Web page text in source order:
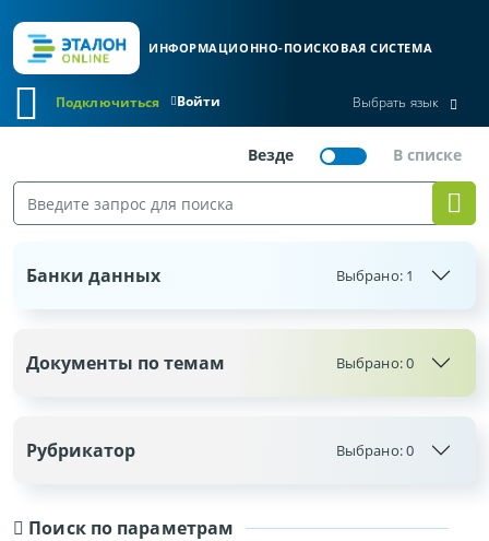
ИНФОРМАЦИОННО-ПОИСКОВАЯ СИСТЕМА
Войти
Подключиться Выбрать язык
Поиск по параметрам
Банки данных Выбрано: 1
Документы по темам Выбрано:0
Рубрикатор Выбрано:0